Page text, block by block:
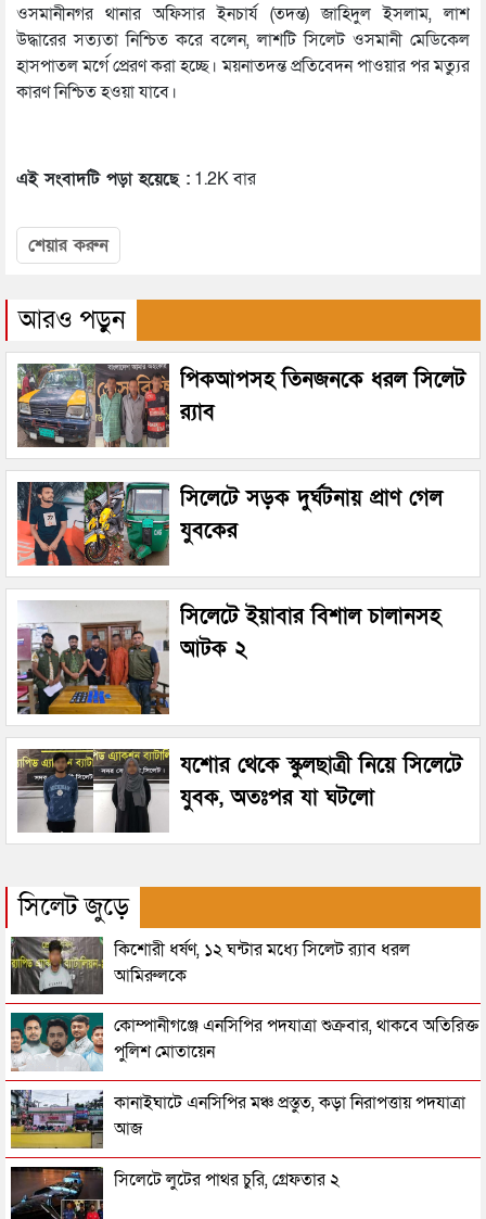
ওসমানীনগর থানার অফিসার ইনচার্য (তদন্ত) জাহিদুল ইসলাম, লাশ
উদ্ধারের সত্যতা নিশ্চিত করে বলেন, লাশটি সিলেট ওসমানী মেডিকেল
হাসপাতল মর্গে প্রেরণ করা হচ্ছে। ময়নাতদন্ত প্রতিবেদন পাওয়ার পর মত্যুর
কারণ নিশ্চিত হওয়া যাবে।
এই সংবাদটি পড়া হয়েছে : 1.2K বার
শেয়ার করুন
আরও পড়ুন
পিকআপসহ তিনজনকে ধরল সিলেট
র‌্যাব
সিলেটে সড়ক দুর্ঘটনায় প্রাণ গেল
যুবকের
সিলেটে ইয়াবার বিশাল চালানসহ
আটক ২
যশোর থেকে স্কুলছাত্রী নিয়ে সিলেটে
যুবক, অতঃপর যা ঘটলো
সিলেট জুড়ে
কিশোরী ধর্ষণ, ১২ ঘন্টার মধ্যে সিলেট র‌্যাব ধরল
আমিরুলকে
কোম্পানীগঞ্জে এনসিপির পদযাত্রা শুক্রবার, থাকবে অতিরিক্ত
পুলিশ মোতায়েন
কানাইঘাটে এনসিপির মঞ্চ প্রস্তুত, কড়া নিরাপত্তায় পদযাত্রা
আজ
সিলেটে লুটের পাথর চুরি, গ্রেফতার ২